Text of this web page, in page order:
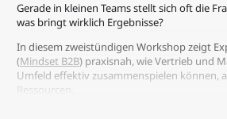
Gerade in kleinen Teams stellt sich oft die
was bringt wirklich Ergebnisse?
In diesem zweistündigen Workshop zeigt
(Mindset B2B) praxisnah, wie Vertrieb und
Umfeld effektiv zusammenspielen können,
Ressourcen.